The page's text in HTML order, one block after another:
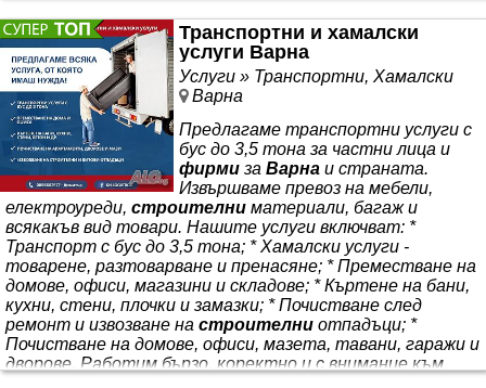
СЕ С НАС НАШИТЕ УСЛУГИ АЛПИНИСТКИ УСЛУГИ С
ВИСИКО КАЧЕСТВО Алпинисти - в цялата
Транспортни и хамалски
услуги Варна
Услуги » Транспортни, Хамалски
Варна
Предлагаме транспортни услуги с
бус до 3,5 тона за частни лица и
фирми за Варна и страната.
Извършваме превоз на мебели,
електроуреди, строителни материали, багаж и
всякакъв вид товари. Нашите услуги включват: *
Транспорт с бус до 3,5 тона; * Хамалски услуги -
товарене, разтоварване и пренасяне; * Преместване на
домове, офиси, магазини и складове; * Къртене на бани,
кухни, стени, плочки и замазки; * Почистване след
ремонт и извозване на строителни отпадъци; *
Почистване на домове, офиси, мазета, тавани, гаражи и
дворове. Работим бързо, коректно и с внимание към